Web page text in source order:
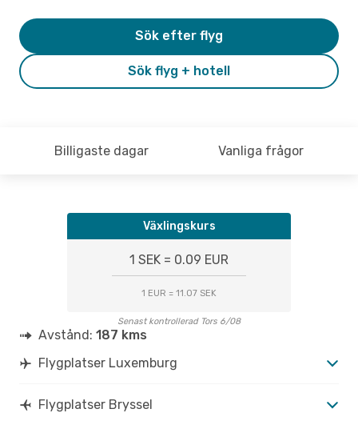
Sök flyg + hotell
Sök efter flyg
Billigaste dagar Vanliga frågor
Växlingskurs
1 SEK = 0.09 EUR
1 EUR = 11.07 SEK
Senast kontrollerad Tors 6/08
Avstånd: 187 kms
Flygplatser Luxemburg
Flygplatser Bryssel